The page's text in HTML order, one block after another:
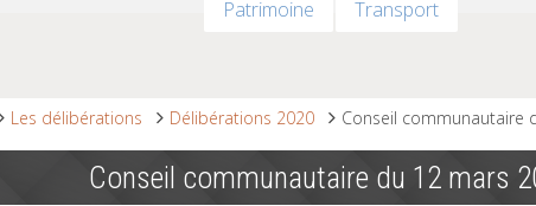
Patrimoine
Transport
Les délibérations Délibérations 2020 Conseil communautaire
Conseil communautaire du 12 mars